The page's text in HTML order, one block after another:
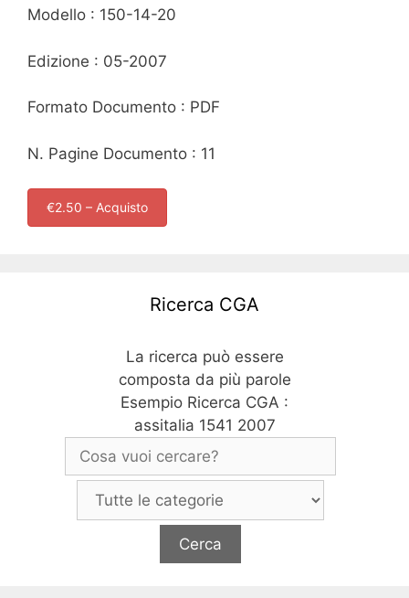
Modello : 150-14-20
Edizione : 05-2007
Formato Documento : PDF
N. Pagine Documento : 11
€2.50 – Acquisto
Ricerca CGA
La ricerca può essere
composta da più parole
Esempio Ricerca CGA :
assitalia 1541 2007